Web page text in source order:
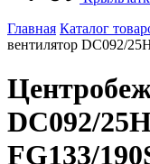
Главная Каталог
вентилятор DC092/
DC092/
FG133/